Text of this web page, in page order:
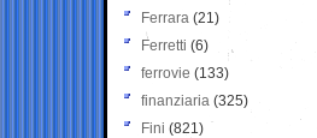
Ferrara (21)
Ferretti (6)
ferrovie (133)
finanziaria (325)
Fini (821)